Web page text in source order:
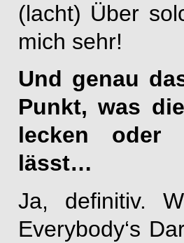
(lacht) Über
mich sehr!
Und genau
Punkt, was
lecken oder
lässt…
Ja, definitiv.
Everybody‘s